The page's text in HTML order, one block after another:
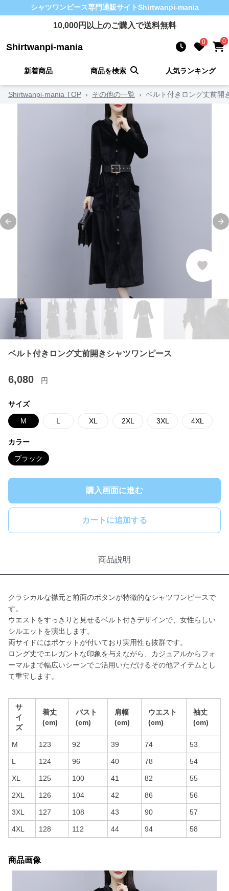
シャツワンピース専門通販サイトShirtwanpi-mania
10,000円以上のご購入で送料無料
Shirtwanpi-mania 0 0
新着商品 商品を検索 人気ランキング
Shirtwanpi-mania TOP › その他の一覧 › ベルト付きロング丈前開
Previous slide
ベルト付きロング丈前開きシャツワンピース
6,080 円
サイズ
M L XL 2XL 3XL 4XL
カラー
ブラック
購入画面に進む
カートに追加する
商品説明
クラシカルな襟元と前面のボタンが特徴的なシャツワンピースで
す。
ウエストをすっきりと見せるベルト付きデザインで、女性らしい
シルエットを演出します。
両サイドにはポケットが付いており実用性も抜群です。
ロング丈でエレガントな印象を与えながら、カジュアルからフォ
ーマルまで幅広いシーンでご活用いただけるその他アイテムとし
て重宝します。
サ
イ
ズ
着丈
(cm)
バスト
(cm)
肩幅
(cm)
ウエスト
(cm)
袖丈
(cm)
M 123 92 39 74 53
L 124 96 40 78 54
XL 125 100 41 82 55
2XL 126 104 42 86 56
3XL 127 108 43 90 57
4XL 128 112 44 94 58
商品画像